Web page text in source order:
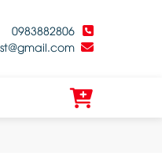
0983882806